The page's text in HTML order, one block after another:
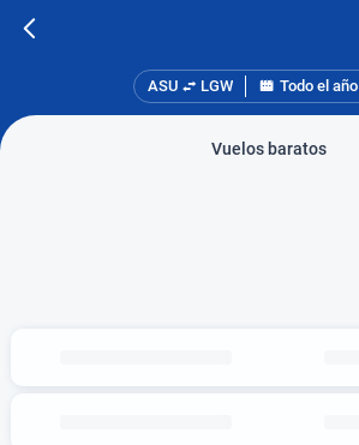
ASU LGW Todo el año
Vuelos baratos